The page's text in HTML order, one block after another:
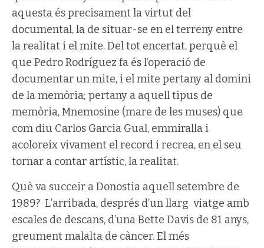
aquesta és precisament la virtut del
documental, la de situar-se en el terreny entre
la realitat i el mite. Del tot encertat, perquè el
que Pedro Rodríguez fa és l’operació de
documentar un mite, i el mite pertany al domini
de la memòria; pertany a aquell tipus de
memòria, Mnemosine (mare de les muses) que
com diu Carlos Garcia Gual, emmiralla i
acoloreix vivament el record i recrea, en el seu
tornar a contar artístic, la realitat.
Què va succeir a Donostia aquell setembre de
1989? L’arribada, després d’un llarg viatge amb
escales de descans, d’una Bette Davis de 81 anys,
greument malalta de càncer. El més